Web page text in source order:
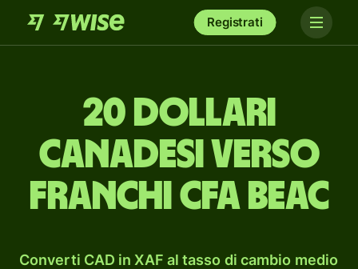
Registrati
20 dollari
canadesi verso
franchi CFA BEAC
Converti CAD in XAF al tasso di cambio medio